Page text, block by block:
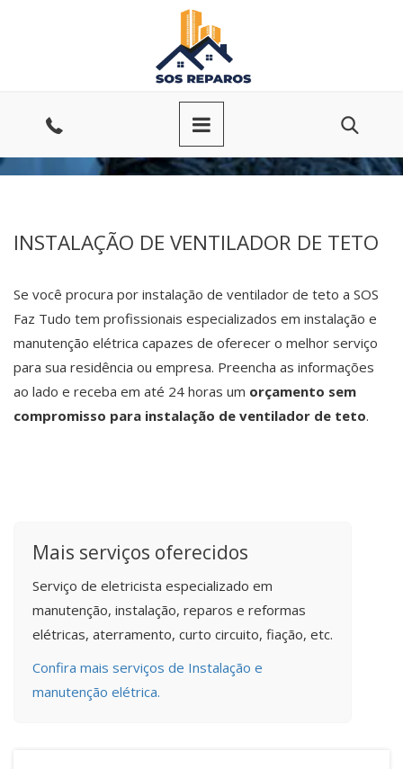
INSTALAÇÃO DE VENTILADOR DE TETO
Se você procura por instalação de ventilador de teto a SOS
Faz Tudo tem profissionais especializados em instalação e
manutenção elétrica capazes de oferecer o melhor serviço
para sua residência ou empresa. Preencha as informações
ao lado e receba em até 24 horas um orçamento sem
compromisso para instalação de ventilador de teto.
Mais serviços oferecidos
Serviço de eletricista especializado em
manutenção, instalação, reparos e reformas
elétricas, aterramento, curto circuito, fiação, etc.
Confira mais serviços de Instalação e
manutenção elétrica.